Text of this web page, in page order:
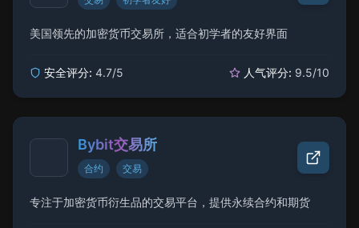
美国领先的加密货币交易所，适合初学者的友好界面
安全评分: 4.7/5 人气评分: 9.5/10
Bybit交易所
合约 交易
专注于加密货币衍生品的交易平台，提供永续合约和期货